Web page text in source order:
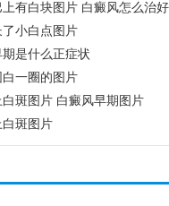
有白块图片 白癜风怎么治好
小白点图片
是什么正症状
一圈的图片
斑图片 白癜风早期图片
斑图片